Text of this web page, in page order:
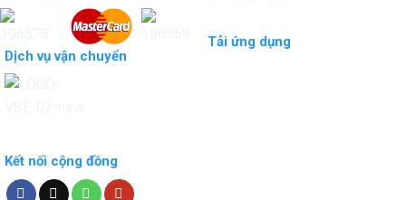
Dịch vụ vận chuyển
Kết nối cộng đồng
Tải ứng dụng